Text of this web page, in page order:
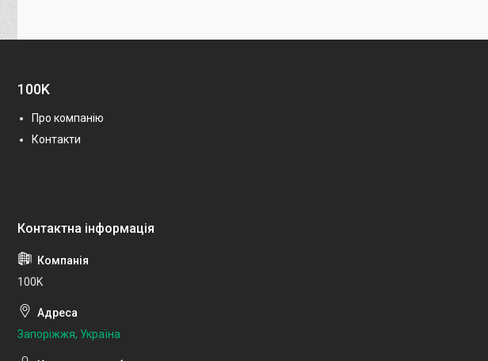
100K
Про компанію
Контакти
100K
Запоріжжя, Україна